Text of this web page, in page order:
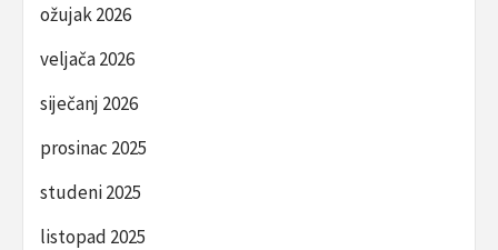
ožujak 2026
veljača 2026
siječanj 2026
prosinac 2025
studeni 2025
listopad 2025